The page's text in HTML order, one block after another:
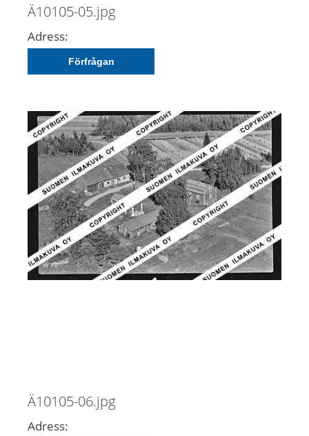
Ä10105-05.jpg
Adress:
Förfrågan
Ä10105-06.jpg
Adress: